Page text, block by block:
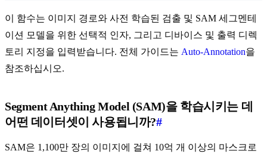
이 함수는 이미지 경로와 사전 학습된 검출 및 SAM 세그멘테
이션 모델을 위한 선택적 인자, 그리고 디바이스 및 출력 디렉
토리 지정을 입력받습니다. 전체 가이드는 Auto-Annotation을
참조하십시오.
Segment Anything Model (SAM)을 학습시키는 데
어떤 데이터셋이 사용됩니까?#
SAM은 1,100만 장의 이미지에 걸쳐 10억 개 이상의 마스크로